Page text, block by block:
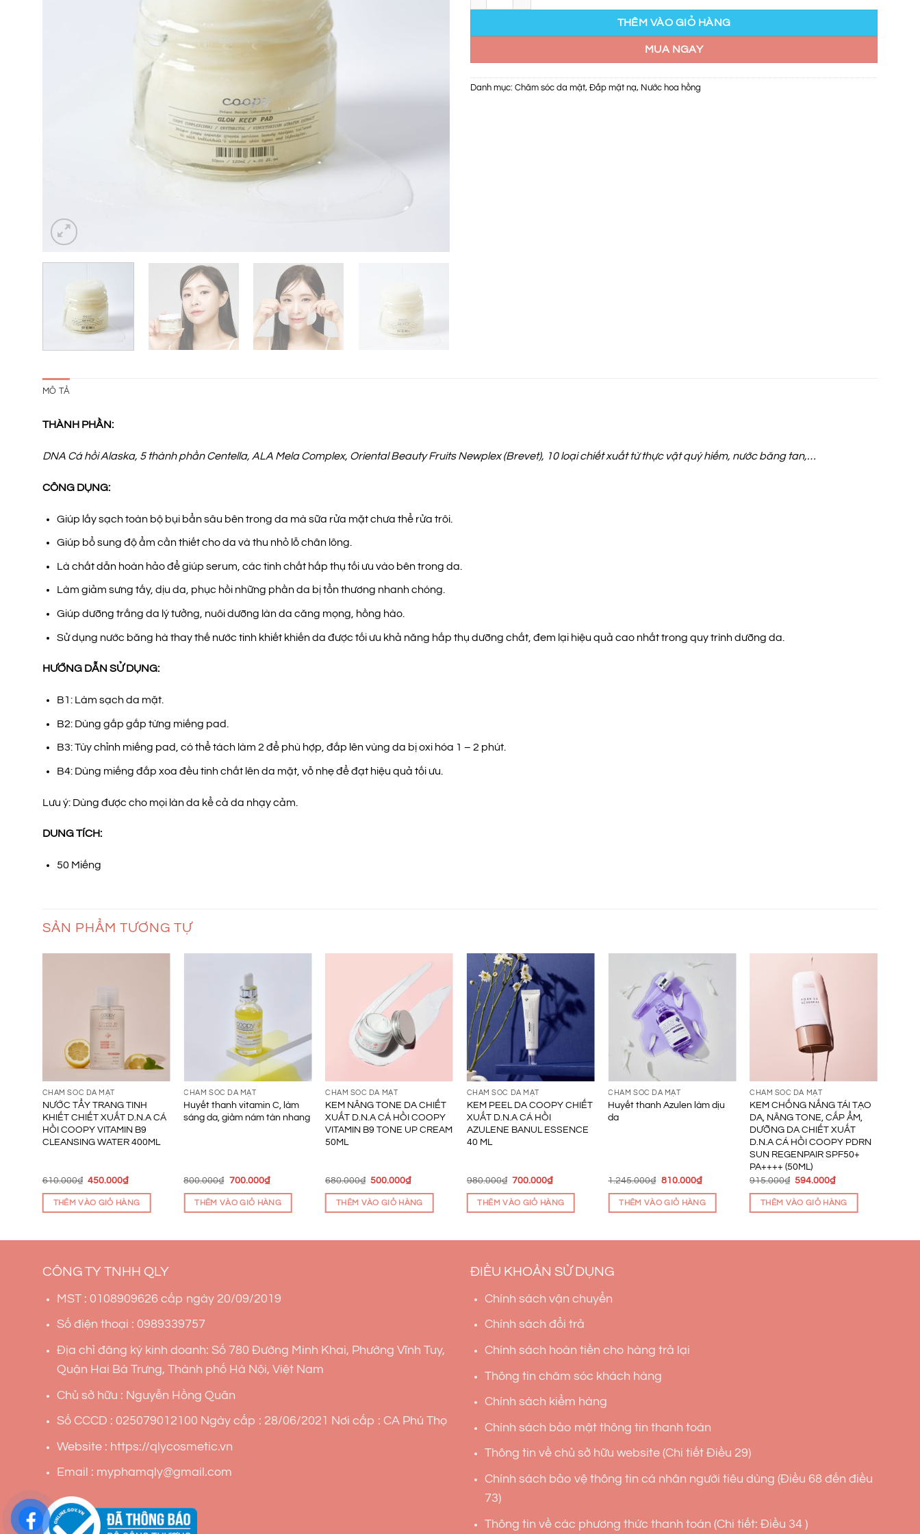
THÊM VÀO GIỎ HÀNG
MUA NGAY
Danh mục: Chăm sóc da mặt, Đắp mặt nạ, Nước hoa hồng
MÔ TẢ
THÀNH PHẦN:
DNA Cá hồi Alaska, 5 thành phần Centella, ALA Mela Complex, Oriental Beauty Fruits Newplex (Brevet), 10 loại chiết xuất từ thực vật quý hiếm, nước băng tan,…
CÔNG DỤNG:
Giúp lấy sạch toàn bộ bụi bẩn sâu bên trong da mà sữa rửa mặt chưa thể rửa trôi.
Giúp bổ sung độ ẩm cần thiết cho da và thu nhỏ lỗ chân lông.
Là chất dẫn hoàn hảo để giúp serum, các tinh chất hấp thụ tối ưu vào bên trong da.
Làm giảm sưng tấy, dịu da, phục hồi những phần da bị tổn thương nhanh chóng.
Giúp dưỡng trắng da lý tưởng, nuôi dưỡng làn da căng mọng, hồng hào.
Sử dụng nước băng hà thay thế nước tinh khiết khiến da được tối ưu khả năng hấp thụ dưỡng chất, đem lại hiệu quả cao nhất trong quy trình dưỡng da.
HƯỚNG DẪN SỬ DỤNG:
B1: Làm sạch da mặt.
B2: Dùng gắp gắp từng miếng pad.
B3: Tùy chỉnh miếng pad, có thể tách làm 2 để phù hợp, đắp lên vùng da bị oxi hóa 1 – 2 phút.
B4: Dùng miếng đắp xoa đều tinh chất lên da mặt, vỗ nhẹ để đạt hiệu quả tối ưu.
Lưu ý: Dùng được cho mọi làn da kể cả da nhạy cảm.
DUNG TÍCH:
50 Miếng
SẢN PHẨM TƯƠNG TỰ
CHĂM SÓC DA MẶT
NƯỚC TẨY TRANG TINH
KHIẾT CHIẾT XUẤT D.N.A CÁ
HỒI COOPY VITAMIN B9
CLEANSING WATER 400ML
610.000₫ Giá
là:
610.000₫.
450.000₫Giá
tại
là:
THÊM VÀO GIỎ HÀNG
CHĂM SÓC DA MẶT
Huyết thanh vitamin C, làm
sáng da, giảm nám tàn nhang
800.000₫ Giá
là:
800.000₫.
700.000₫Giá
tại
là:
THÊM VÀO GIỎ HÀNG
CHĂM SÓC DA MẶT
KEM NÂNG TONE DA CHIẾT
XUẤT D.N.A CÁ HỒI COOPY
VITAMIN B9 TONE UP CREAM
50ML
680.000₫ Giá
là:
680.000₫.
500.000₫Giá
tại
là:
THÊM VÀO GIỎ HÀNG
CHĂM SÓC DA MẶT
KEM PEEL DA COOPY CHIẾT
XUẤT D.N.A CÁ HỒI
AZULENE BANUL ESSENCE
40 ML
980.000₫ Giá
là:
980.000₫.
700.000₫Giá
tại
là:
THÊM VÀO GIỎ HÀNG
CHĂM SÓC DA MẶT
Huyết thanh Azulen làm dịu
da
1.245.000₫ Giá
là:
1.245.000₫.
810.000₫Giá
tại
là:
THÊM VÀO GIỎ HÀNG
CHĂM SÓC DA MẶT
KEM CHỐNG NẮNG TÁI TẠO
DA, NÂNG TONE, CẤP ẨM,
DƯỠNG DA CHIẾT XUẤT
D.N.A CÁ HỒI COOPY PDRN
SUN REGENPAIR SPF50+
PA++++ (50ML)
915.000₫ Giá
là:
915.000₫.
594.000₫Giá
tại
là:
THÊM VÀO GIỎ HÀNG
CÔNG TY TNHH QLY
MST : 0108909626 cấp ngày 20/09/2019
Số điện thoại : 0989339757
Địa chỉ đăng ký kinh doanh: Số 780 Đường Minh Khai, Phường Vĩnh Tuy,
Quận Hai Bà Trưng, Thành phố Hà Nội, Việt Nam
Chủ sở hữu : Nguyễn Hồng Quân
Số CCCD : 025079012100 Ngày cấp : 28/06/2021 Nơi cấp : CA Phú Thọ
Website : https://qlycosmetic.vn
Email : myphamqly@gmail.com
ĐIỀU KHOẢN SỬ DỤNG
Chính sách vận chuyển
Chính sách đổi trả
Chính sách hoàn tiền cho hàng trả lại
Thông tin chăm sóc khách hàng
Chính sách kiểm hàng
Chính sách bảo mật thông tin thanh toán
Thông tin về chủ sở hữu website (Chi tiết Điều 29)
Chính sách bảo vệ thông tin cá nhân người tiêu dùng (Điều 68 đến điều
73)
Thông tin về các phương thức thanh toán (Chi tiết: Điều 34 )